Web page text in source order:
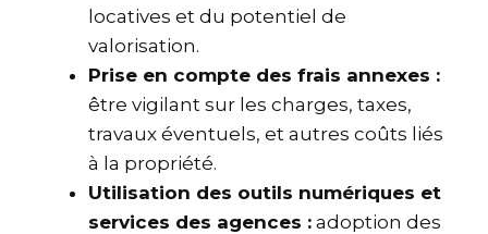
locatives et du potentiel de
valorisation.
Prise en compte des frais annexes :
être vigilant sur les charges, taxes,
travaux éventuels, et autres coûts liés
à la propriété.
Utilisation des outils numériques et
services des agences : adoption des